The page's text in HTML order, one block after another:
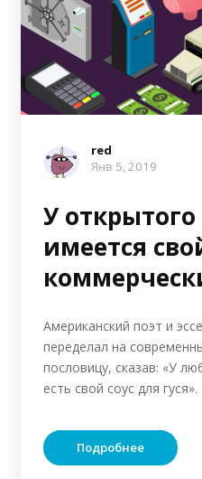
red
Янв 5, 2019
У
имеется
Американский поэт и
переделал на
пословицу, сказав: «У
есть свой соус для гуся».
Подробнее